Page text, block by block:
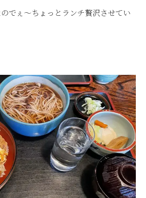
でぇ～ちょっとランチ贅沢させてい